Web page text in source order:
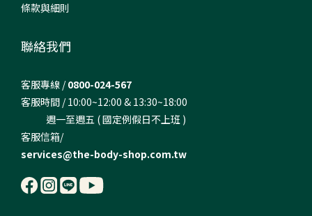
條款與細則
聯絡我們
客服專線 /0800-024-567
客服時間 / 10:00~12:00 & 13:30~18:00
週一至週五 ( 國定例假日不上班 )
客服信箱/
services@the-body-shop.com.tw